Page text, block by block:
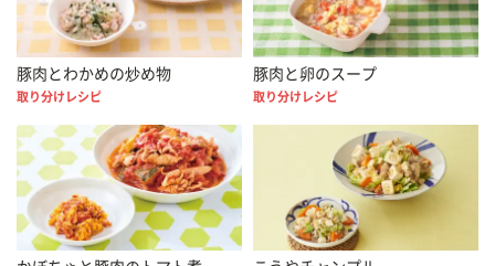
豚肉とわかめの炒め物
取り分けレシピ
豚肉と卵のスープ
取り分けレシピ